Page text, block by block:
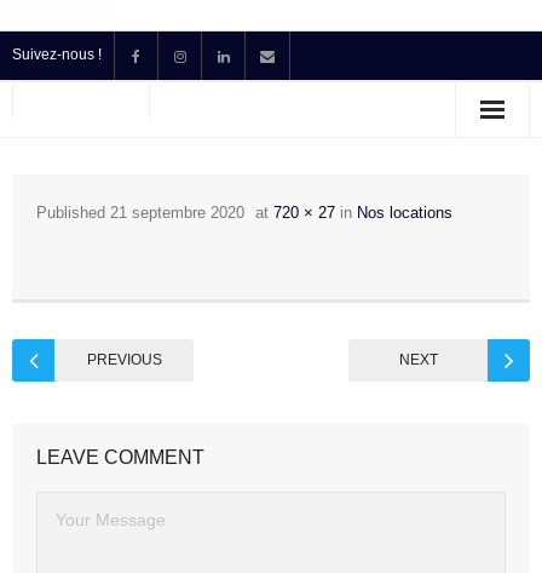
Suivez-nous !
Prestataire Technique Événementiel
Devis
Published 21 septembre 2020 at 720 × 27 in Nos locations
PREVIOUS NEXT
LEAVE COMMENT